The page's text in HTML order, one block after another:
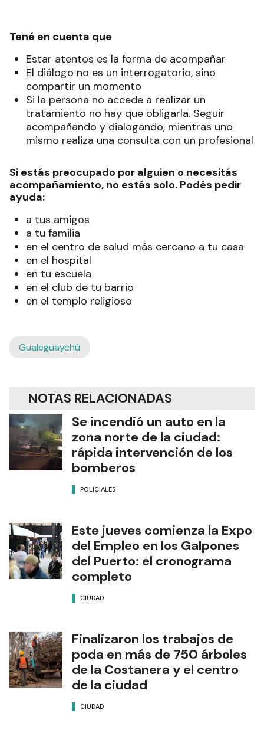
Tené en cuenta que
Estar atentos es la forma de acompañar
El diálogo no es un interrogatorio, sino
compartir un momento
Si la persona no accede a realizar un
tratamiento no hay que obligarla. Seguir
acompañando y dialogando, mientras uno
mismo realiza una consulta con un profesional
Si estás preocupado por alguien o necesitás
acompañamiento, no estás solo. Podés pedir
ayuda:
a tus amigos
a tu familia
en el centro de salud más cercano a tu casa
en el hospital
en tu escuela
en el club de tu barrio
en el templo religioso
Gualeguaychú
NOTAS RELACIONADAS
Se incendió un auto en la
zona norte de la ciudad:
rápida intervención de los
bomberos
POLICIALES
Este jueves comienza la Expo
del Empleo en los Galpones
del Puerto: el cronograma
completo
CIUDAD
Finalizaron los trabajos de
poda en más de 750 árboles
de la Costanera y el centro
de la ciudad
CIUDAD